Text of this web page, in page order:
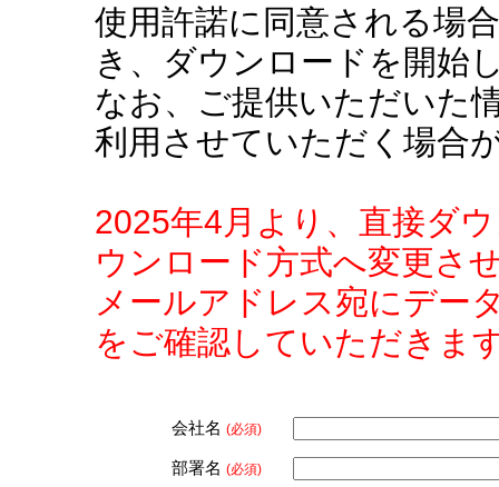
使用許諾に同意される場
き、ダウンロードを開始
なお、ご提供いただいた
利用させていただく場合
2025年4月より、直接ダ
ウンロード方式へ変更さ
メールアドレス宛にデー
をご確認していただきま
会社名 (必須)
部署名 (必須)